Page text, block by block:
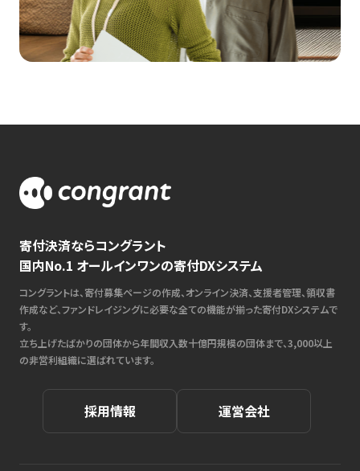
寄付決済ならコングラント
国内No.1 オールインワンの寄付DXシステム
コングラントは、寄付募集ページの作成、オンライン決済、支援者管理、領収書
作成など、ファンドレイジングに必要な全ての機能が揃った寄付DXシステムで
す。
立ち上げたばかりの団体から年間収入数十億円規模の団体まで、3,000以上
の非営利組織に選ばれています。
採用情報 運営会社